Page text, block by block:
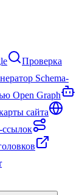
Проверка
Schema-
Open Graph
сайта
ссылок